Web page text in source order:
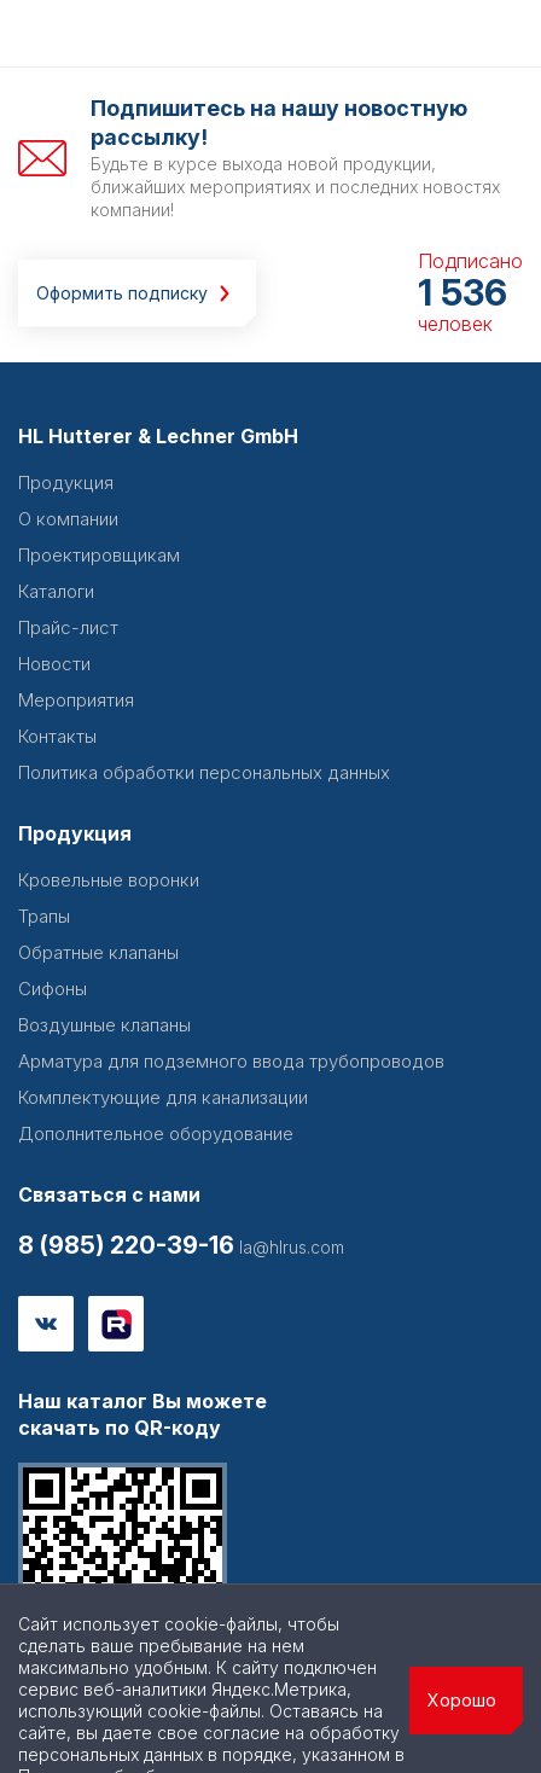
Подпишитесь на нашу новостную
рассылку!
Будьте в курсе выхода новой продукции,
ближайших мероприятиях и последних новостях
компании!
Оформить подписку
Подписано
1 536
человек
HL Hutterer & Lechner GmbH
Продукция
О компании
Проектировщикам
Каталоги
Прайс-лист
Новости
Мероприятия
Контакты
Политика обработки персональных данных
Продукция
Кровельные воронки
Трапы
Обратные клапаны
Сифоны
Воздушные клапаны
Арматура для подземного ввода трубопроводов
Комплектующие для канализации
Дополнительное оборудование
Связаться с нами
8 (985) 220-39-16 la@hlrus.com
Наш каталог Вы можете
скачать по QR-коду
© 2026 | Все права защищены
Сайт использует cookie-файлы, чтобы
сделать ваше пребывание на нем
максимально удобным. К cайту подключен
сервис веб-аналитики Яндекс.Метрика,
использующий cookie-файлы. Оставаясь на
сайте, вы даете свое согласие на обработку
персональных данных в порядке, указанном в
Хорошо